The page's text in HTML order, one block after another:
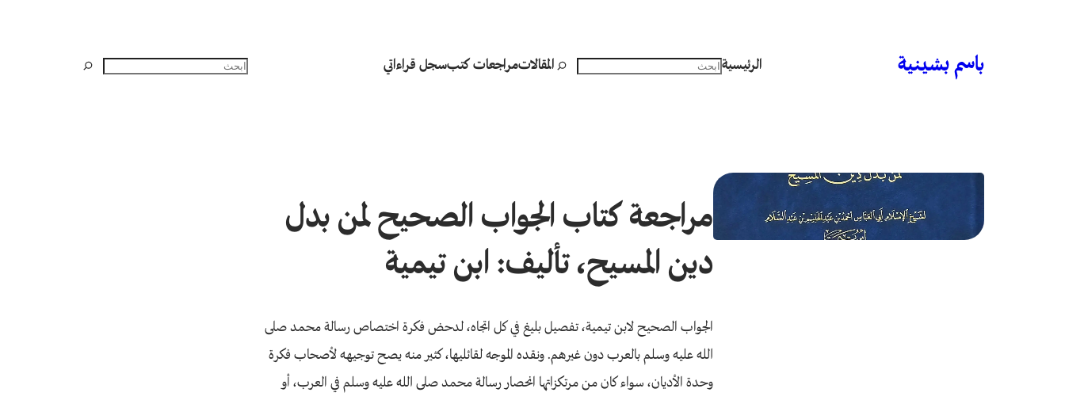
باسم بشينية الرئيسية البحث المقالاتمراجعات كتبسجل قراءاتي البحث
مراجعة كتاب الجواب الصحيح لمن بدل
دين المسيح، تأليف: ابن تيمية
الجواب الصحيح لابن تيمية، تفصيل بليغ في كل اتجاه، لدحض فكرة اختصاص رسالة محمد صلى
الله عليه وسلم بالعرب دون غيرهم. ونقده الموجه لقائليها، كثير منه يصح توجيهه لأصحاب فكرة
وحدة الأديان، سواء كان من مرتكزاتها انحصار رسالة محمد صلى الله عليه وسلم في العرب، أو